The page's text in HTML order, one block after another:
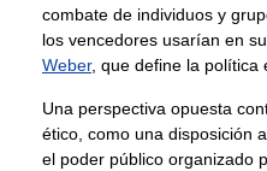
combate de individuos y
los vencedores usarían en
Weber, que define la política
Una perspectiva opuesta
ético, como una disposición
el poder público organizado